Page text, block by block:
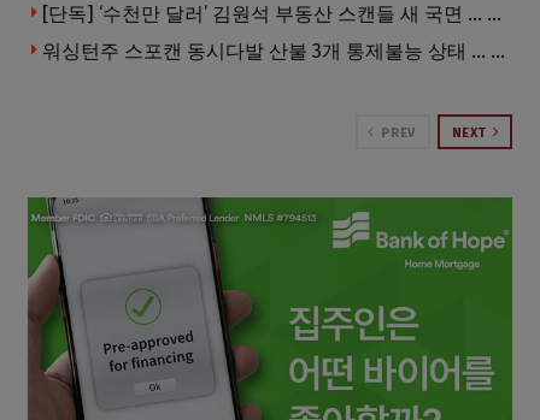
[단독] ‘수천만 달러’ 김원석 부동산 스캔들 새 국면 … 한인 투자자들 소송 잇따라 ‘디폴트’ 절차
워싱턴주 스포캔 동시다발 산불 3개 통제불능 상태 … 이재민 수십만명
PREV NEXT